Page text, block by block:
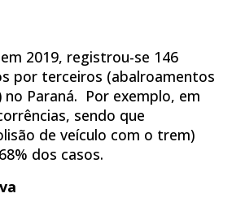
2019, registrou-se 146
por terceiros (abalroamentos
Paraná. Por exemplo, em
sendo que
de veículo com o trem)
dos casos.